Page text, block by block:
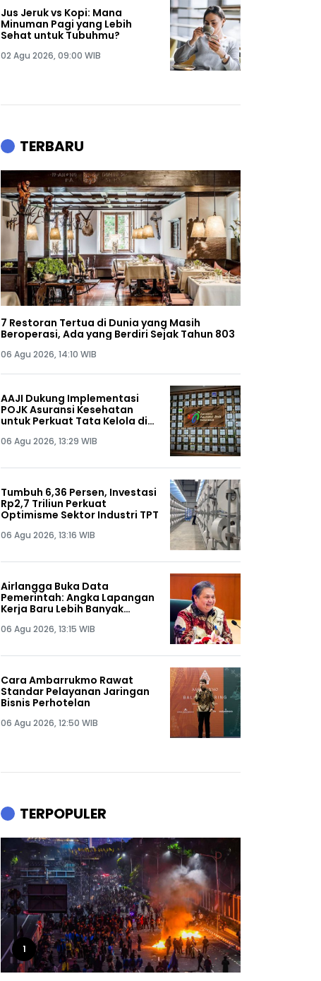
Jus Jeruk vs Kopi: Mana
Minuman Pagi yang Lebih
Sehat untuk Tubuhmu?
02 Agu 2026, 09:00 WIB
TERBARU
7 Restoran Tertua di Dunia yang Masih
Beroperasi, Ada yang Berdiri Sejak Tahun 803
06 Agu 2026, 14:10 WIB
AAJI Dukung Implementasi
POJK Asuransi Kesehatan
untuk Perkuat Tata Kelola di
06 Agu 2026, 13:29 WIB
Tumbuh 6,36 Persen, Investasi
Rp2,7 Triliun Perkuat
Optimisme Sektor Industri TPT
06 Agu 2026, 13:16 WIB
Airlangga Buka Data
Pemerintah: Angka Lapangan
Kerja Baru Lebih Banyak
06 Agu 2026, 13:15 WIB
Cara Ambarrukmo Rawat
Standar Pelayanan Jaringan
Bisnis Perhotelan
06 Agu 2026, 12:50 WIB
TERPOPULER
1